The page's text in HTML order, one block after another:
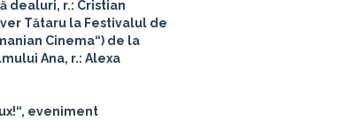
dealuri, r.: Cristian
Tătaru la Festivalul de
Cinema“) de la
Ana, r.: Alexa
eveniment